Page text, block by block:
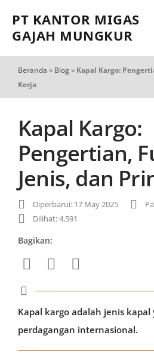
PT KANTOR MIGAS
GAJAH MUNGKUR
Beranda » Blog» Kapal Kargo:
Kerja
Kapal Kargo:
Pengertian,
Jenis, dan
Diperbarui: 17 May 2025
Dilihat: 4,591
Bagikan:
Kapal kargo adalah jenis
perdagangan internasional.